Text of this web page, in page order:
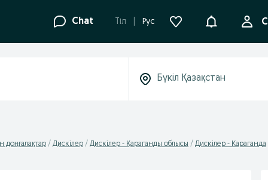
Chat Tіл Рус
доңғалақтар Дискілер Дискілер - Қараганды облысы Дискілер - Караганда